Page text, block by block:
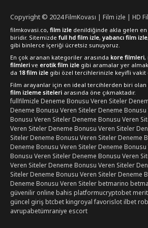
Copyright © 2024FilmKovası | Film izle | HD
filmkovasi.co, film izle denildiğinde akla gelen
biridir. Sitemizde full hd film izle, yabancı film izle,
gibi binlerce içeriği ücretsiz sunuyoruz.
En çok aranan kategoriler arasında kore filmleri,
filmleri ve erotik film izle gibi aramalar yer
da 18 film izle gibi özel tercihlerinizle keyifli vakit
Film arayanlar için en ideal tercihlerden biri olan
film izleme siteleri arasında öne çıkmaktadır.
fullfilmizle Deneme Bonusu Veren Siteler
Deneme Bonusu Veren SitelerDeneme
Bonusu Veren SitelerDeneme Bonusu Veren
Veren SitelerDeneme Bonusu Veren Siteler
SitelerDeneme Bonusu Veren SitelerDeneme
Deneme Bonusu Veren SitelerDeneme
Bonusu Veren SitelerDeneme Bonusu Veren
Veren SitelerDeneme Bonusu Veren Siteler
SitelerDeneme Bonusu Veren SitelerDeneme
Deneme Bonusu Veren Sitelerbetmarino
güvenilir online bahis platformucryptobet
güncel girişbtcbetkingroyal favorislotilbet
avrupabetümraniye escort